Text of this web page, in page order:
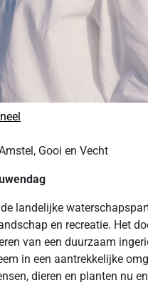
Gooi en Vecht
landelijke
en recreatie. Het
van een duurzaam
in een aantrekkelijke
dieren en planten nu